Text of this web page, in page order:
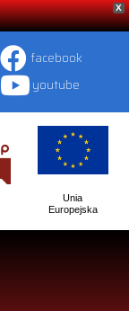
X
facebook
youtube
Unia
Europejska